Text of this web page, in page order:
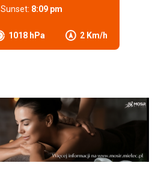
1018 hPa 2 Km/h
Sunset: 8:09 pm